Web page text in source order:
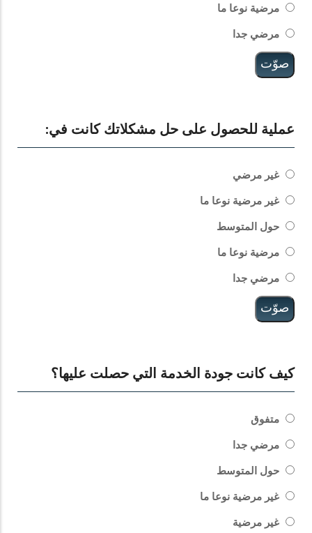
مرضية نوعا ما
مرضي جدا
عملية للحصول على حل مشكلاتك كانت في:
غير مرضي
غير مرضية نوعا ما
حول المتوسط
مرضية نوعا ما
مرضي جدا
كيف كانت جودة الخدمة التي حصلت عليها؟
متفوق
مرضي جدا
حول المتوسط
غير مرضية نوعا ما
غير مرضية